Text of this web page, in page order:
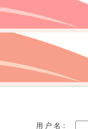
用 户 名：